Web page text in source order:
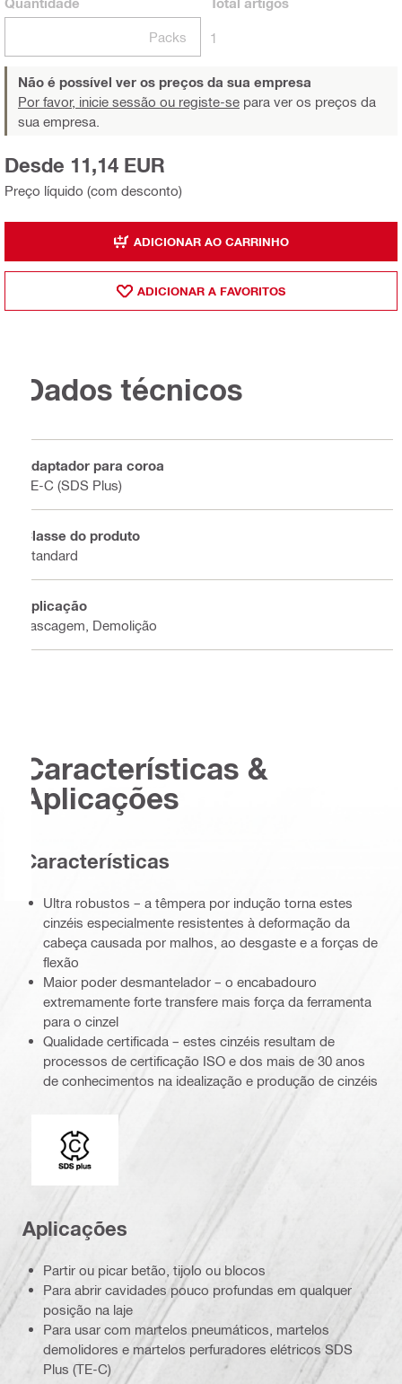
Packs 1
Não é possível ver os preços da sua empresa
Por favor, inicie sessão ou registe-se para ver os preços da
sua empresa.
Preço líquido (com desconto)
Desde 11,14 EUR
ADICIONAR AO CARRINHO
ADICIONAR A FAVORITOS
Dados técnicos
Adaptador para coroa
TE-C (SDS Plus)
Classe do produto
Standard
Aplicação
Lascagem, Demolição
Características &
Aplicações
Características
Ultra robustos – a têmpera por indução torna estes
cinzéis especialmente resistentes à deformação da
cabeça causada por malhos, ao desgaste e a forças de
flexão
Maior poder desmantelador – o encabadouro
extremamente forte transfere mais força da ferramenta
para o cinzel
Qualidade certificada – estes cinzéis resultam de
processos de certificação ISO e dos mais de 30 anos
de conhecimentos na idealização e produção de cinzéis
Adaptador para coroa
Aplicações
Partir ou picar betão, tijolo ou blocos
Para abrir cavidades pouco profundas em qualquer
posição na laje
Para usar com martelos pneumáticos, martelos
demolidores e martelos perfuradores elétricos SDS
Plus (TE-C)